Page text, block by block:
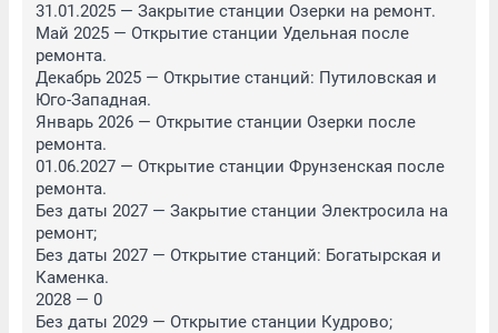
31.01.2025 — Закрытие станции Озерки на ремонт.
Май 2025 — Открытие станции Удельная после
ремонта.
Декабрь 2025 — Открытие станций: Путиловская и
Юго-Западная.
Январь 2026 — Открытие станции Озерки после
ремонта.
01.06.2027 — Открытие станции Фрунзенская после
ремонта.
Без даты 2027 — Закрытие станции Электросила на
ремонт;
Без даты 2027 — Открытие станций: Богатырская и
Каменка.
2028 — 0
Без даты 2029 — Открытие станции Кудрово;